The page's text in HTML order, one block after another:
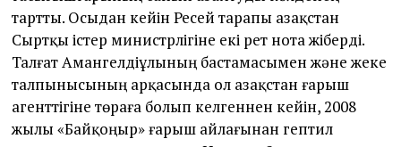
тартты. Осыдан кейін Ресей тарапы Қазақстан
Сыртқы істер министрлігіне екі рет нота жіберді.
Талғат Амангелдіұлының бастамасымен және жеке
талпынысының арқасында ол Қазақстан ғарыш
агенттігіне төраға болып келгеннен кейін, 2008
жылы «Байқоңыр» ғарыш айлағынан гептил